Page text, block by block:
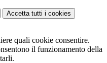
Accetta tutti i cookies
quali cookie consentire.
il funzionamento della